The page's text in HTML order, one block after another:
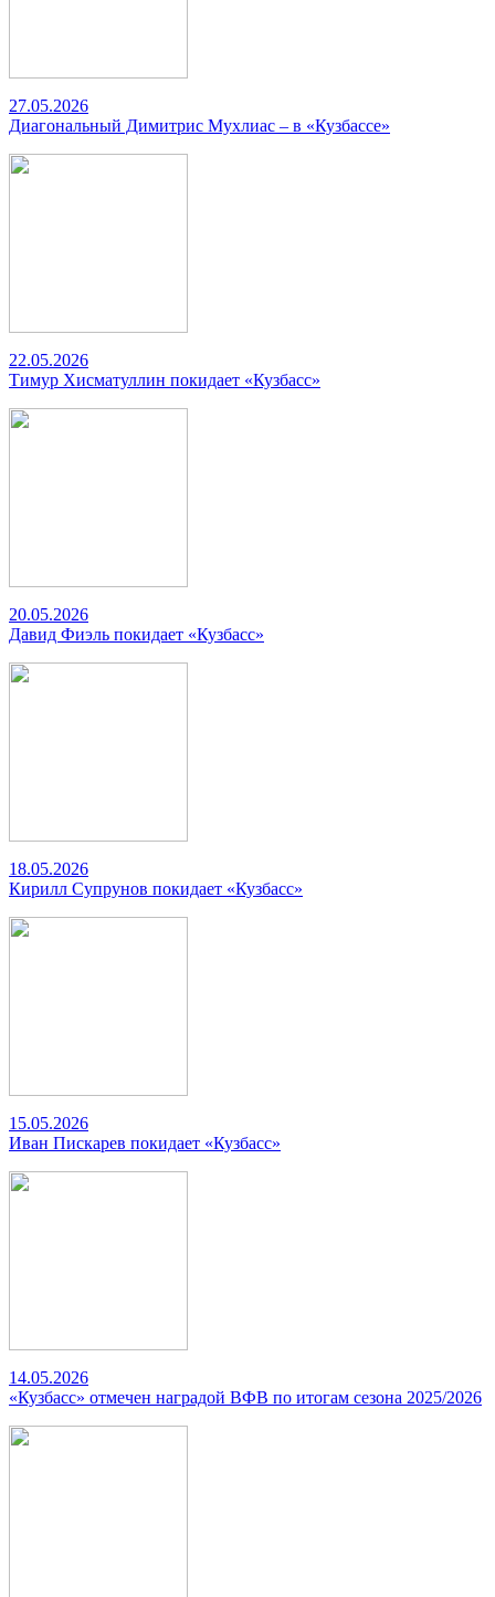
27.05.2026
Диагональный Димитрис Мухлиас – в «Кузбассе»
22.05.2026
Тимур Хисматуллин покидает «Кузбасс»
20.05.2026
Давид Фиэль покидает «Кузбасс»
18.05.2026
Кирилл Супрунов покидает «Кузбасс»
15.05.2026
Иван Пискарев покидает «Кузбасс»
14.05.2026
«Кузбасс» отмечен наградой ВФВ по итогам сезона 2025/2026